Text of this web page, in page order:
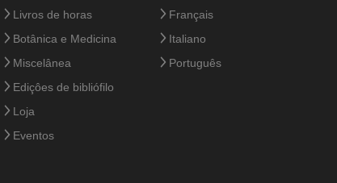
Livros de horas
Botânica e Medicina
Miscelânea
Ediçôes de bibliófilo
Loja
Eventos
Français
Italiano
Português